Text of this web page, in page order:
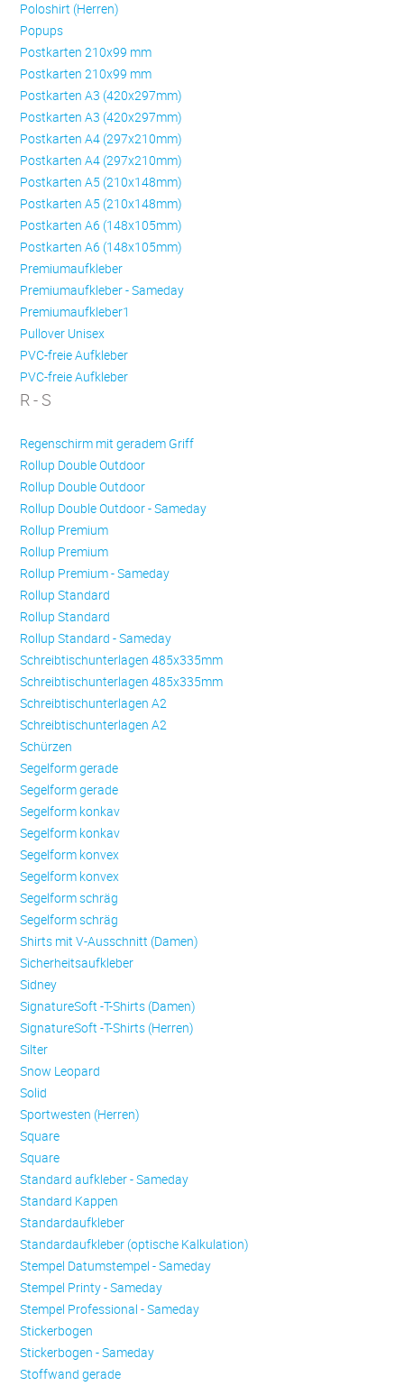
Poloshirt (Herren)
Popups
Postkarten 210x99 mm
Postkarten 210x99 mm
Postkarten A3 (420x297mm)
Postkarten A3 (420x297mm)
Postkarten A4 (297x210mm)
Postkarten A4 (297x210mm)
Postkarten A5 (210x148mm)
Postkarten A5 (210x148mm)
Postkarten A6 (148x105mm)
Postkarten A6 (148x105mm)
Premiumaufkleber
Premiumaufkleber - Sameday
Premiumaufkleber1
Pullover Unisex
PVC-freie Aufkleber
PVC-freie Aufkleber
R - S
Regenschirm mit geradem Griff
Rollup Double Outdoor
Rollup Double Outdoor
Rollup Double Outdoor - Sameday
Rollup Premium
Rollup Premium
Rollup Premium - Sameday
Rollup Standard
Rollup Standard
Rollup Standard - Sameday
Schreibtischunterlagen 485x335mm
Schreibtischunterlagen 485x335mm
Schreibtischunterlagen A2
Schreibtischunterlagen A2
Schürzen
Se­gel­form ge­ra­de
Se­gel­form ge­ra­de
Se­gel­form konkav
Se­gel­form konkav
Se­gel­form konvex
Se­gel­form konvex
Se­gel­form schräg
Se­gel­form schräg
Shirts mit V-Ausschnitt (Damen)
Sicherheitsaufkleber
Sidney
SignatureSoft -T-Shirts (Damen)
SignatureSoft -T-Shirts (Herren)
Silter
Snow Leopard
Solid
Sportwesten (Herren)
Square
Square
Standard aufkleber - Sameday
Standard Kappen
Standardaufkleber
Standardaufkleber (optische Kalkulation)
Stempel Datumstempel - Sameday
Stempel Printy - Sameday
Stempel Professional - Sameday
Stickerbogen
Stickerbogen - Sameday
Stoffwand gerade